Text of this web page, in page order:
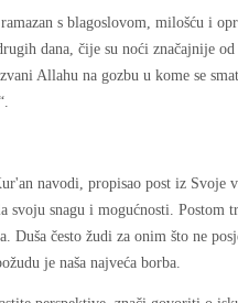
s blagoslovom, milošću i
dana, čije su noći značajnije
Allahu na gozbu u kome se
navodi, propisao post iz
svoju snagu i mogućnosti.
Duša često žudi za onim što ne
je naša najveća borba.